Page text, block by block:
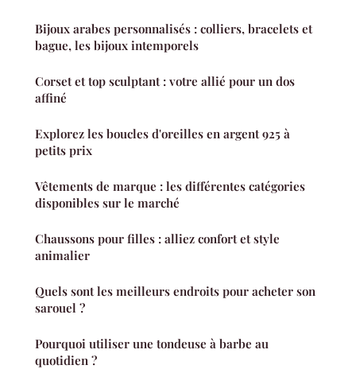
Bijoux arabes personnalisés : colliers, bracelets et
bague, les bijoux intemporels
Corset et top sculptant : votre allié pour un dos
affiné
Explorez les boucles d'oreilles en argent 925 à
petits prix
Vêtements de marque : les différentes catégories
disponibles sur le marché
Chaussons pour filles : alliez confort et style
animalier
Quels sont les meilleurs endroits pour acheter son
sarouel ?
Pourquoi utiliser une tondeuse à barbe au
quotidien ?